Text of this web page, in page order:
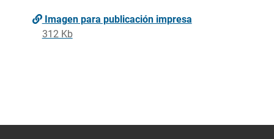
Imagen para publicación impresa
312 Kb